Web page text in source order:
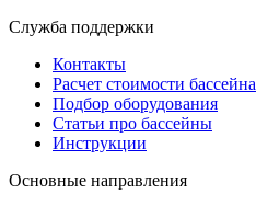
Служба поддержки
Контакты
Расчет стоимости бассейна
Подбор оборудования
Статьи про бассейны
Инструкции
Основные направления